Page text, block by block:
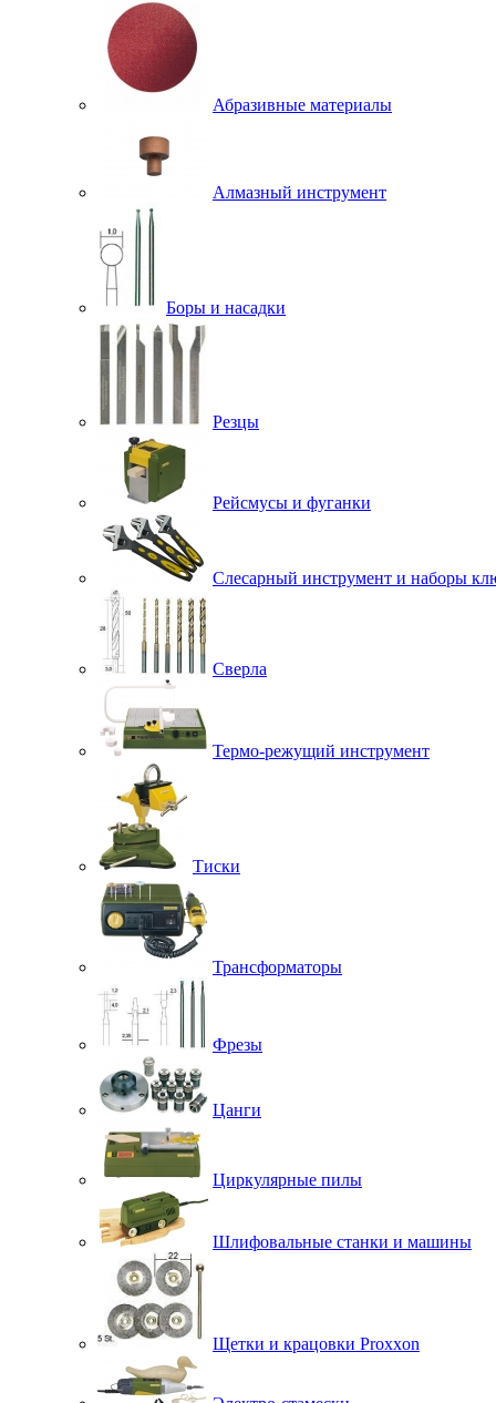
Абразивные материалы
Алмазный инструмент
Боры и насадки
Резцы
Рейсмусы и фуганки
Слесарный инструмент и наборы
Сверла
Термо-режущий инструмент
Тиски
Трансформаторы
Фрезы
Цанги
Циркулярные пилы
Шлифовальные станки и машины
Щетки и крацовки Proxxon